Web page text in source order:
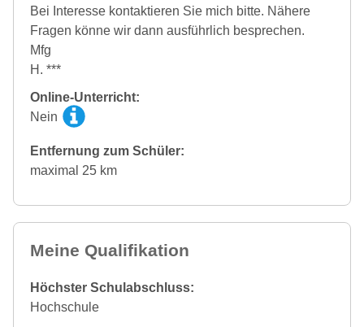
Bei Interesse kontaktieren Sie mich bitte. Nähere
Fragen könne wir dann ausführlich besprechen.
Mfg
H. ***
Online-Unterricht:
Nein
Entfernung zum Schüler:
maximal 25 km
Meine Qualifikation
Höchster Schulabschluss:
Hochschule